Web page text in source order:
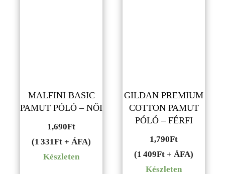
MALFINI BASIC
PAMUT PÓLÓ – NŐI
1,690Ft
(1 331Ft + ÁFA)
Készleten
GILDAN PREMIUM
COTTON PAMUT
PÓLÓ – FÉRFI
1,790Ft
(1 409Ft + ÁFA)
Készleten